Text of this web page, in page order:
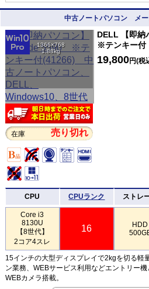
中古ノートパソコン メー
1366×768
1.88kg
在庫 売り切れ
DELL 【即
※テンキー付
19,800円(税
CPU CPUランク ストレ
Core i3
8130U
【8世代】
2コア4スレ
16
HDD
15インチの大型ディスプレイで2kgを切る軽
ン業務、WEBサービス利用などエントリー機
WEBカメラ搭載。